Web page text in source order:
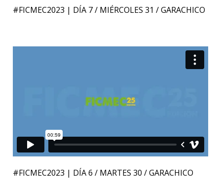
#FICMEC2023 | DÍA 7 / MIÉRCOLES 31 / GARACHICO
#FICMEC2023 | DÍA 6 / MARTES 30 / GARACHICO